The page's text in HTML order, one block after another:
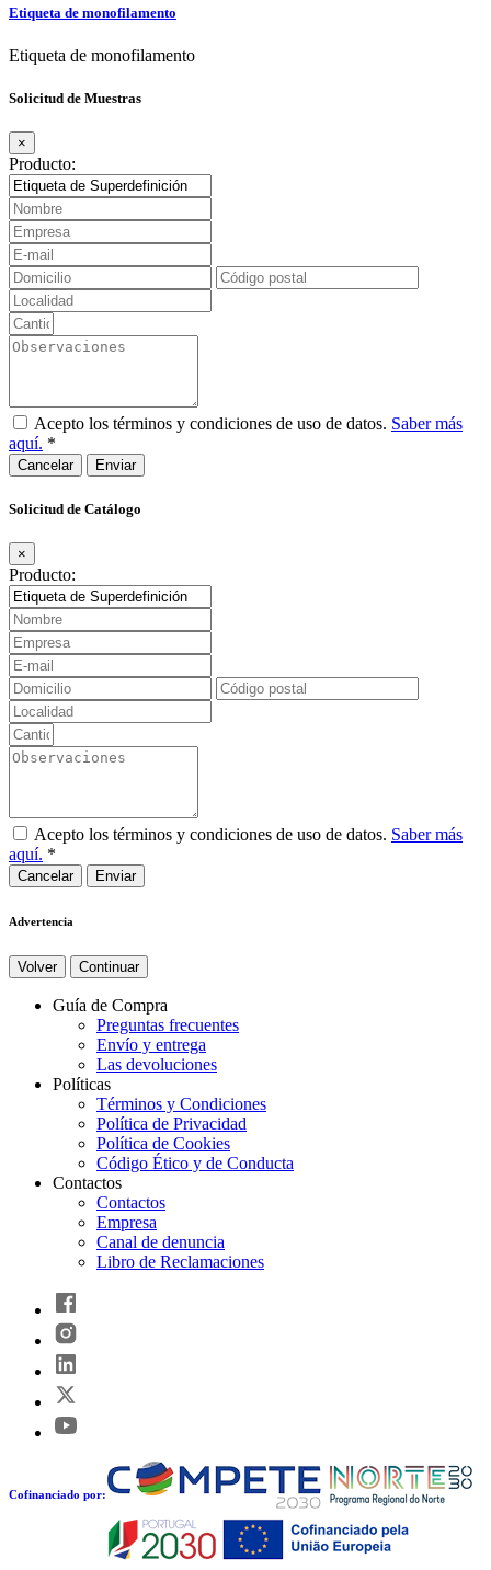
Etiqueta de monofilamento
Etiqueta de monofilamento
Solicitud de Muestras
×
Producto:
Acepto los términos y condiciones de uso de datos. Saber más
aquí. *
Cancelar
Solicitud de Catálogo
×
Producto:
Acepto los términos y condiciones de uso de datos. Saber más
aquí. *
Cancelar
Advertencia
Volver Continuar
Guía de Compra
Preguntas frecuentes
Envío y entrega
Las devoluciones
Políticas
Términos y Condiciones
Política de Privacidad
Política de Cookies
Código Ético y de Conducta
Contactos
Contactos
Empresa
Canal de denuncia
Libro de Reclamaciones
Cofinanciado por: